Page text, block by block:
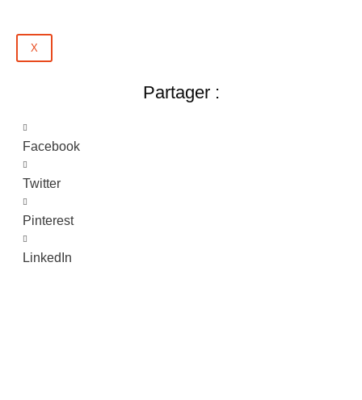
X
Partager :
Facebook
Twitter
Pinterest
LinkedIn